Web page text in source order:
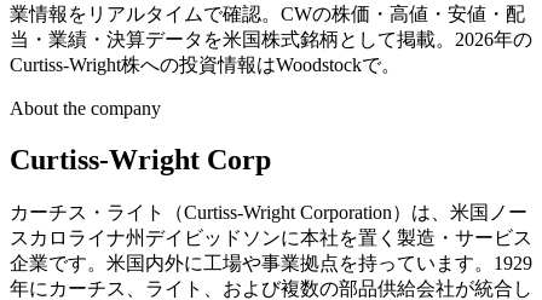
業情報をリアルタイムで確認。CWの株価・高値・安値・配
当・業績・決算データを米国株式銘柄として掲載。2026年の
Curtiss-Wright株への投資情報はWoodstockで。
About the company
Curtiss-Wright Corp
カーチス・ライト（Curtiss-Wright Corporation）は、米国ノー
スカロライナ州デイビッドソンに本社を置く製造・サービス
企業です。米国内外に工場や事業拠点を持っています。1929
年にカーチス、ライト、および複数の部品供給会社が統合し